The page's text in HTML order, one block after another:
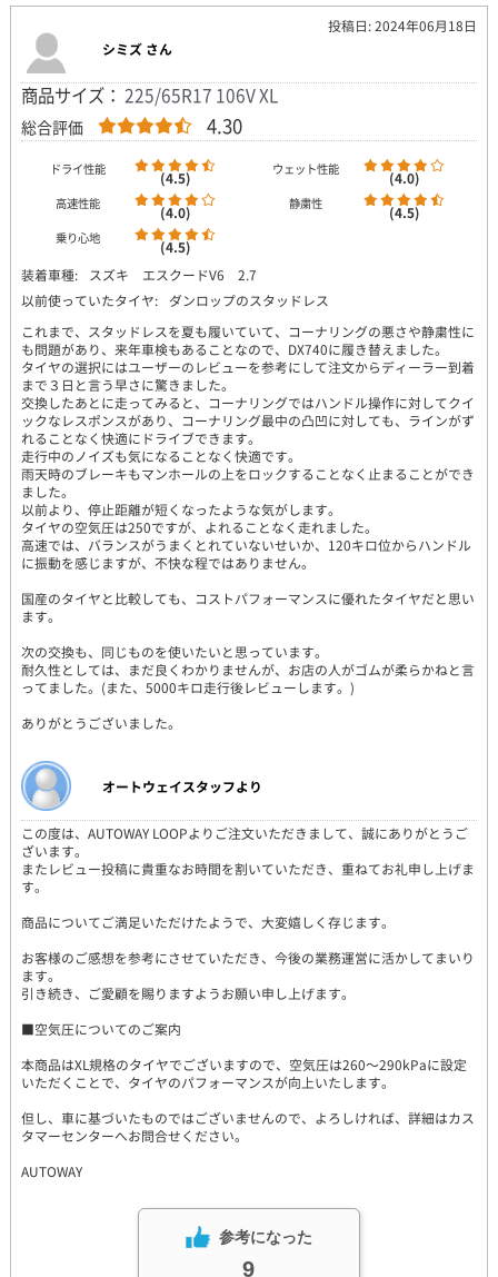
投稿日: 2024年06月18日
シミズ さん
商品サイズ： 225/65R17 106V XL
総合評価 4.30
ドライ性能 (4.5) ウェット性能 (4.0)
高速性能 (4.0) 静粛性 (4.5)
乗り心地
(4.5)
装着車種:
スズキ エスクードV6 2.7
以前使っていたタイヤ:
ダンロップのスタッドレス
これまで、スタッドレスを夏も履いていて、コーナリングの悪さや静粛性に
も問題があり、来年車検もあることなので、DX740に履き替えました。
タイヤの選択にはユーザーのレビューを参考にして注文からディーラー到着
まで３日と言う早さに驚きました。
交換したあとに走ってみると、コーナリングではハンドル操作に対してクイ
ックなレスポンスがあり、コーナリング最中の凸凹に対しても、ラインがず
れることなく快適にドライブできます。
走行中のノイズも気になることなく快適です。
雨天時のブレーキもマンホールの上をロックすることなく止まることができ
ました。
以前より、停止距離が短くなったような気がします。
タイヤの空気圧は250ですが、よれることなく走れました。
高速では、バランスがうまくとれていないせいか、120キロ位からハンドル
に振動を感じますが、不快な程ではありません。
国産のタイヤと比較しても、コストパフォーマンスに優れたタイヤだと思い
ます。
次の交換も、同じものを使いたいと思っています。
耐久性としては、まだ良くわかりませんが、お店の人がゴムが柔らかねと言
ってました。(また、5000キロ走行後レビューします。)
ありがとうございました。
オートウェイスタッフより
この度は、AUTOWAY LOOPよりご注文いただきまして、誠にありがとうご
ざいます。
またレビュー投稿に貴重なお時間を割いていただき、重ねてお礼申し上げま
す。
商品についてご満足いただけたようで、大変嬉しく存じます。
お客様のご感想を参考にさせていただき、今後の業務運営に活かしてまいり
ます。
引き続き、ご愛顧を賜りますようお願い申し上げます。
■空気圧についてのご案内
本商品はXL規格のタイヤでございますので、空気圧は260～290kPaに設定
いただくことで、タイヤのパフォーマンスが向上いたします。
但し、車に基づいたものではございませんので、よろしければ、詳細はカス
タマーセンターへお問合せください。
AUTOWAY
参考になった
9